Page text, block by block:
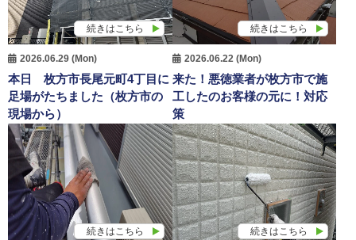
続きはこちら
2026.06.29 (Mon)
本日 枚方市長尾元町4丁目に
足場がたちました（枚方市の
現場から）
続きはこちら
2026.06.22 (Mon)
来た！悪徳業者が枚方市で施
工したのお客様の元に！対応
策
続きはこちら 続きはこちら